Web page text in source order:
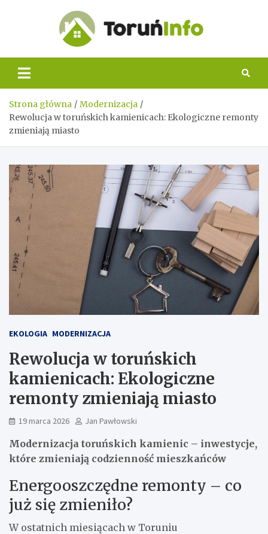
Info
Strona główna
Modernizacja
Rewolucja w toruńskich kamienicach: Ekologiczne remonty
zmieniają miasto
EKOLOGIA MODERNIZACJA
Rewolucja w toruńskich
kamienicach: Ekologiczne
remonty zmieniają miasto
19 marca 2026 Jan Pawłowski
Modernizacja toruńskich kamienic – inwestycje,
które zmieniają codzienność mieszkańców
Energooszczędne remonty – co
już się zmieniło?
W ostatnich miesiącach w Toruniu